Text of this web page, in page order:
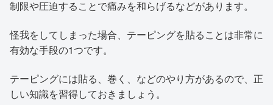
制限や圧迫することで痛みを和らげるなどがあります。
怪我をしてしまった場合、テーピングを貼ることは非常に
有効な手段の1つです。
テーピングには貼る、巻く、などのやり方があるので、正
しい知識を習得しておきましょう。